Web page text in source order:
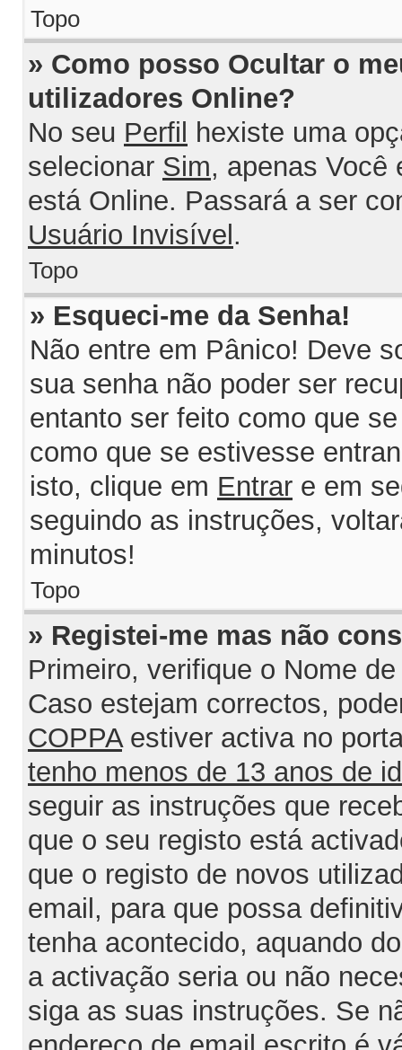
Topo
» Como posso Ocultar o
utilizadores Online?
No seu Perfil
hexiste uma
selecionar Sim, apenas Você
está Online. Passará a ser
Usuário Invisível .
Topo
» Esqueci-me da Senha!
Não entre em Pânico! Deve
sua senha não poder ser
entanto ser feito como que
como que se estivesse
isto, clique em Entrar e em
seguindo as instruções,
minutos!
Topo
» Registei-me mas não
Primeiro, verifique o Nome
Caso estejam correctos,
COPPAestiver activa no
tenho menos de 13 anos de
seguir as instruções que
que o seu registo está
que o registo de novos
email, para que possa
tenha acontecido, aquando
a activação seria ou não
siga as suas instruções. Se